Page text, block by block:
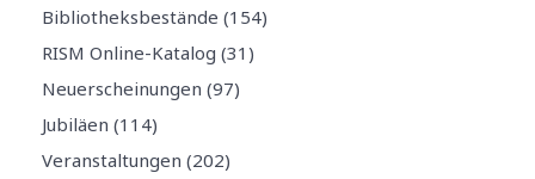
Bibliotheksbestände (154)
RISM Online-Katalog (31)
Neuerscheinungen (97)
Jubiläen (114)
Veranstaltungen (202)